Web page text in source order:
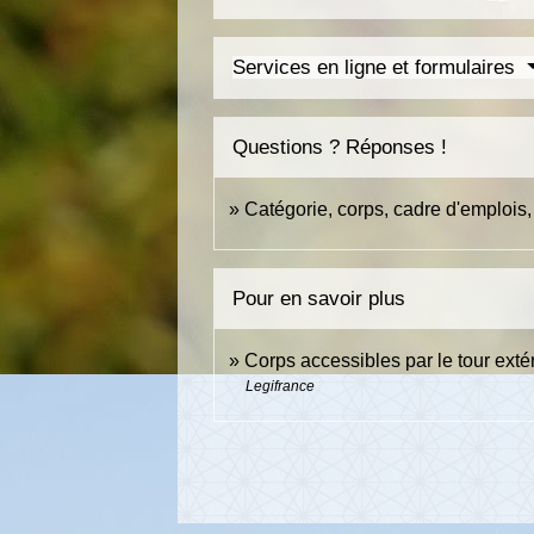
Services en ligne et formulaires
Questions ? Réponses !
Catégorie, corps, cadre
Pour en savoir plus
Corps accessibles par le tour
Legifrance